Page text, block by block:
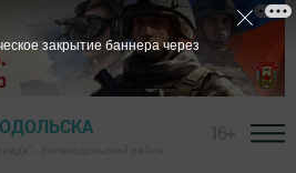
закрытие баннера через